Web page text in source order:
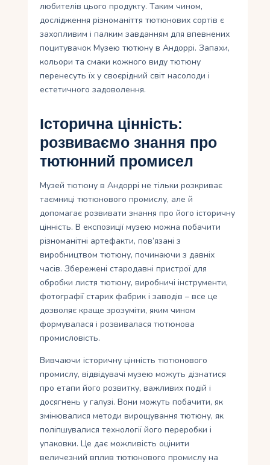
любителів цього продукту. Таким чином,
дослідження різноманіття тютюнових сортів є
захопливим і палким завданням для впевнених
поцитувачок Музею тютюну в Андоррі. Запахи,
кольори та смаки кожного виду тютюну
перенесуть їх у своєрідний світ насолоди і
естетичного задоволення.
Історична цінність:
розвиваємо знання про
тютюнний промисел
Музей тютюну в Андоррі не тільки розкриває
таємниці тютюнового промислу, але й
допомагає розвивати знання про його історичну
цінність. В експозиції музею можна побачити
різноманітні артефакти, пов’язані з
виробництвом тютюну, починаючи з давніх
часів. Збережені стародавні пристрої для
обробки листя тютюну, виробничі інструменти,
фотографії старих фабрик і заводів – все це
дозволяє краще зрозуміти, яким чином
формувалася і розвивалася тютюнова
промисловість.
Вивчаючи історичну цінність тютюнового
промислу, відвідувачі музею можуть дізнатися
про етапи його розвитку, важливих подій і
досягнень у галузі. Вони можуть побачити, як
змінювалися методи вирощування тютюну, як
поліпшувалися технології його переробки і
упаковки. Це дає можливість оцінити
величезний вплив тютюнового промислу на